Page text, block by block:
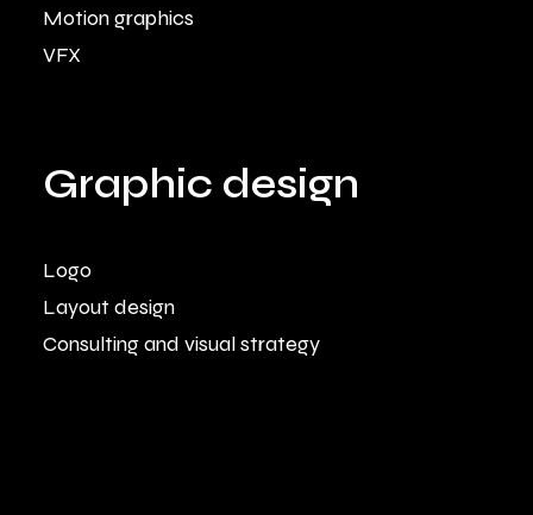
Motion graphics
VFX
Graphic design
Logo
Layout design
Consulting and visual strategy